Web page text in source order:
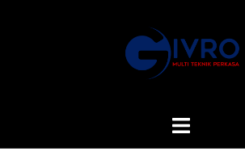
Toggle
menu